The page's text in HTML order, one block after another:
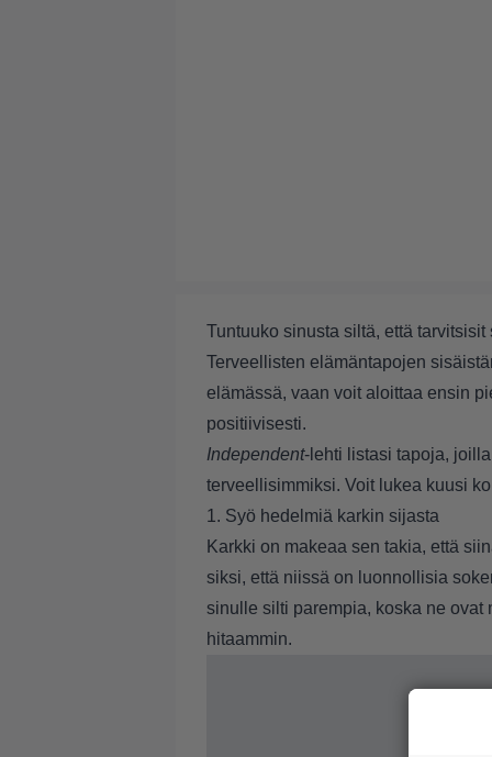
Tuntuuko sinusta siltä, että
Terveellisten elämäntapojen
elämässä, vaan voit aloittaa ensin
positiivisesti.
Independent-lehti listasi tapoja,
terveellisimmiksi. Voit lukea kuusi
1. Syö hedelmiä karkin sijasta
Karkki on makeaa sen takia, että
siksi, että niissä on luonnollisia
sinulle silti parempia, koska ne ovat
hitaammin.